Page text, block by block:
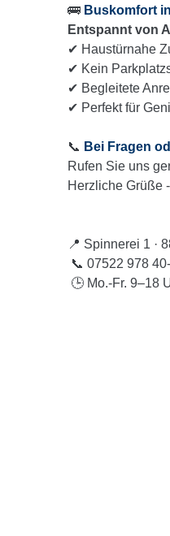
🚌 Buskomfort
Entspannt von
✔ Haustürnahe
✔ Kein
✔ Begleitete
✔ Perfekt für
📞 Bei Fragen
Rufen Sie uns
Herzliche Grüße
📍 Spinnerei 1 ·
📞 07522 978
🕒 Mo.-Fr. 9–18